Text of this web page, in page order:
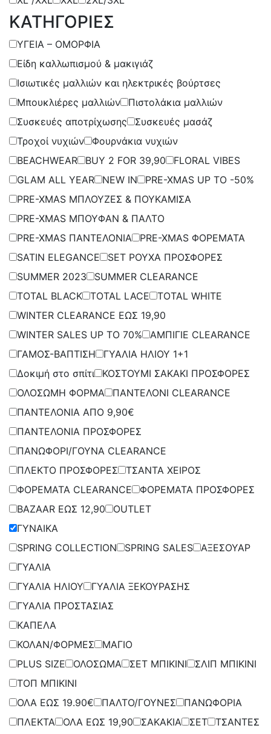
ΚΑΤΗΓΟΡΙΕΣ
ΥΓΕΙΑ – ΟΜΟΡΦΙΑ
Είδη καλλωπισμού & μακιγιάζ
Ισιωτικές μαλλιών και ηλεκτρικές βούρτσες
Μπουκλιέρες μαλλιών
Πιστολάκια μαλλιών
Συσκευές αποτρίχωσης
Συσκευές μασάζ
Τροχοί νυχιών
Φουρνάκια νυχιών
BEACHWEAR
BUY 2 FOR 39,90
FLORAL VIBES
GLAM ALL YEAR
NEW IN
PRE-XMAS UP TO -50%
PRE-XMAS ΜΠΛΟΥΖΕΣ & ΠΟΥΚΑΜΙΣΑ
PRE-XMAS ΜΠΟΥΦΑΝ & ΠΑΛΤΟ
PRE-XMAS ΠΑΝΤΕΛΟΝΙΑ
PRE-XMAS ΦΟΡΕΜΑΤΑ
SATIN ELEGANCE
SET ΡΟΥΧΑ ΠΡΟΣΦΟΡΕΣ
SUMMER 2023
SUMMER CLEARANCE
TOTAL BLACK
TOTAL LACE
TOTAL WHITE
WINTER CLEARANCE ΕΩΣ 19,90
WINTER SALES UP TO 70%
ΑΜΠΙΓΙΕ CLEARANCE
ΓΑΜΟΣ-ΒΑΠΤΙΣΗ
ΓΥΑΛΙΑ ΗΛΙΟΥ 1+1
Δοκιμή στο σπίτι
ΚΟΣΤΟΥΜΙ ΣΑΚΑΚΙ ΠΡΟΣΦΟΡΕΣ
ΟΛΟΣΩΜΗ ΦΟΡΜΑ
ΠΑΝΤΕΛΟΝΙ CLEARANCE
ΠΑΝΤΕΛΟΝΙΑ ΑΠΟ 9,90€
ΠΑΝΤΕΛΟΝΙΑ ΠΡΟΣΦΟΡΕΣ
ΠΑΝΩΦΟΡΙ/ΓΟΥΝΑ CLEARANCE
ΠΛΕΚΤΟ ΠΡΟΣΦΟΡΕΣ
ΤΣΑΝΤΑ ΧΕΙΡΟΣ
ΦΟΡΕΜΑΤΑ CLEARANCE
ΦΟΡΕΜΑΤΑ ΠΡΟΣΦΟΡΕΣ
BAZAAR ΕΩΣ 12,90
OUTLET
ΓΥΝΑΙΚΑ
SPRING COLLECTION
SPRING SALES
ΑΞΕΣΟΥΑΡ
ΓΥΑΛΙΑ
ΓΥΑΛΙΑ ΗΛΙΟΥ
ΓΥΑΛΙΑ ΞΕΚΟΥΡΑΣΗΣ
ΓΥΑΛΙΑ ΠΡΟΣΤΑΣΙΑΣ
ΚΑΠΕΛΑ
ΚΟΛΑΝ/ΦΟΡΜΕΣ
ΜΑΓΙΟ
PLUS SIZE
ΟΛΟΣΩΜΑ ΣΕΤ ΜΠΙΚΙΝΙ
ΣΛΙΠ ΜΠΙΚΙΝΙ
ΤΟΠ ΜΠΙΚΙΝΙ
ΟΛΑ ΕΩΣ 19.90€
ΠΑΛΤΟ/ΓΟΥΝΕΣ
ΠΑΝΩΦΟΡΙΑ
ΠΛΕΚΤΑ
ΟΛΑ ΕΩΣ 19,90 ΣΑΚΑΚΙΑ ΣΕΤ
ΤΣΑΝΤΕΣ